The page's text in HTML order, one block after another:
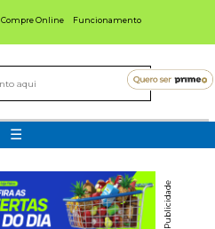
Compre Online Funcionamento
☰
Publicidade